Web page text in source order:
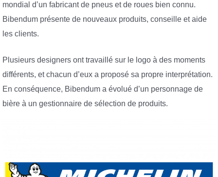
mondial d’un fabricant de pneus et de roues bien connu.
Bibendum présente de nouveaux produits, conseille et aide
les clients.
Plusieurs designers ont travaillé sur le logo à des moments
différents, et chacun d’eux a proposé sa propre interprétation.
En conséquence, Bibendum a évolué d’un personnage de
bière à un gestionnaire de sélection de produits.